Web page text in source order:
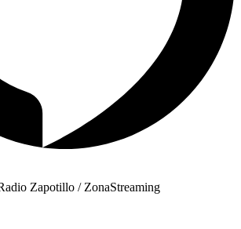
Zapotillo / ZonaStreaming